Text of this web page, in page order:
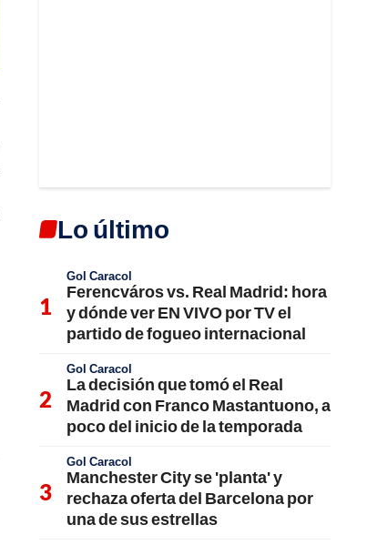
Lo último
Gol Caracol
Ferencváros vs. Real Madrid: hora
y dónde ver EN VIVO por TV el
partido de fogueo internacional
Gol Caracol
La decisión que tomó el Real
Madrid con Franco Mastantuono, a
poco del inicio de la temporada
Gol Caracol
Manchester City se 'planta' y
rechaza oferta del Barcelona por
una de sus estrellas